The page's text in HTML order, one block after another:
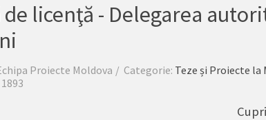
de licenţă - Delegarea
Proiecte Moldova Categorie: Teze și Proiecte la